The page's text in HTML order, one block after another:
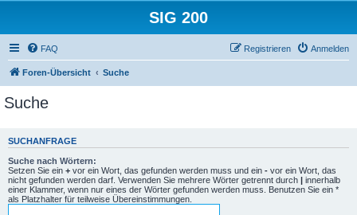
SIG 200
FAQ Anmelden
Registrieren
Foren-Übersicht Suche
Suche
SUCHANFRAGE
Suche nach Wörtern:
Setzen Sie ein + vor ein Wort, das gefunden werden muss und ein - vor ein Wort, das
nicht gefunden werden darf. Verwenden Sie mehrere Wörter getrennt durch | innerhalb
einer Klammer, wenn nur eines der Wörter gefunden werden muss. Benutzen Sie ein *
als Platzhalter für teilweise Übereinstimmungen.